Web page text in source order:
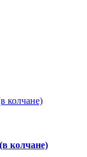
колчане)